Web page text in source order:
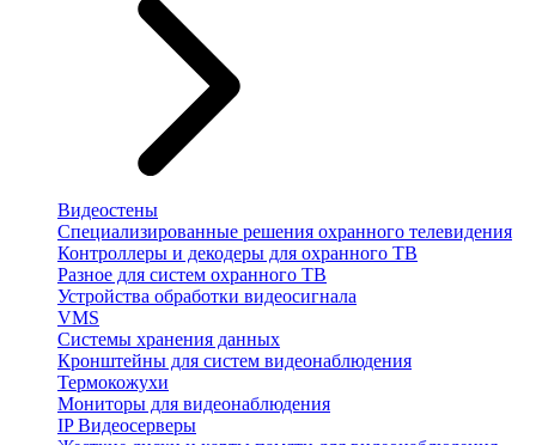
Видеостены
Специализированные решения охранного телевидения
Контроллеры и декодеры для охранного ТВ
Разное для систем охранного ТВ
Устройства обработки видеосигнала
VMS
Системы хранения данных
Кронштейны для систем видеонаблюдения
Термокожухи
Мониторы для видеонаблюдения
IP Видеосерверы